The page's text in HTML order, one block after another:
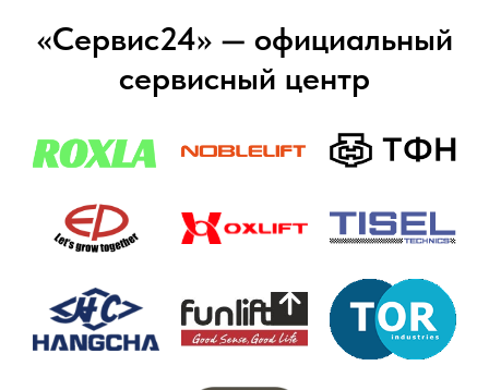
«Сервис24» — официальный
сервисный центр